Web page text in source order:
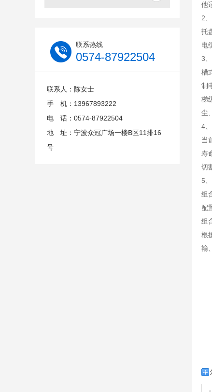
联系热线
0574-87922504
联系人：陈女士
手 机：13967893222
电 话：0574-87922504
地 址：宁波众冠广场一楼B区11排16
号
他
2
托
电
3
槽
制
梯
尘
4
当
寿
切
5
组
配
组
根
输